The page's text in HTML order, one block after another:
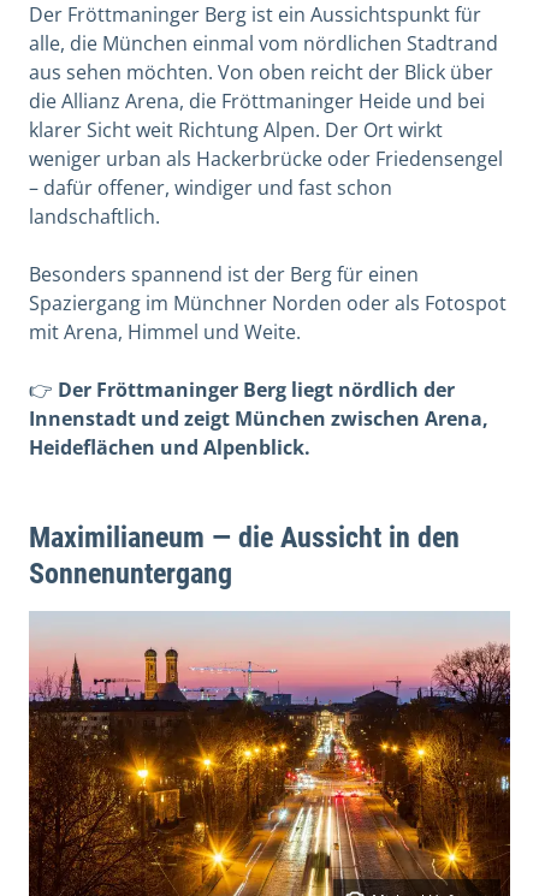
Der Fröttmaninger Berg ist ein Aussichtspunkt für
alle, die München einmal vom nördlichen Stadtrand
aus sehen möchten. Von oben reicht der Blick über
die Allianz Arena, die Fröttmaninger Heide und bei
klarer Sicht weit Richtung Alpen. Der Ort wirkt
weniger urban als Hackerbrücke oder Friedensengel
– dafür offener, windiger und fast schon
landschaftlich.
Besonders spannend ist der Berg für einen
Spaziergang im Münchner Norden oder als Fotospot
mit Arena, Himmel und Weite.
👉 Der Fröttmaninger Berg liegt nördlich der
Innenstadt und zeigt München zwischen Arena,
Heideflächen und Alpenblick.
Maximilianeum — die Aussicht in den
Sonnenuntergang